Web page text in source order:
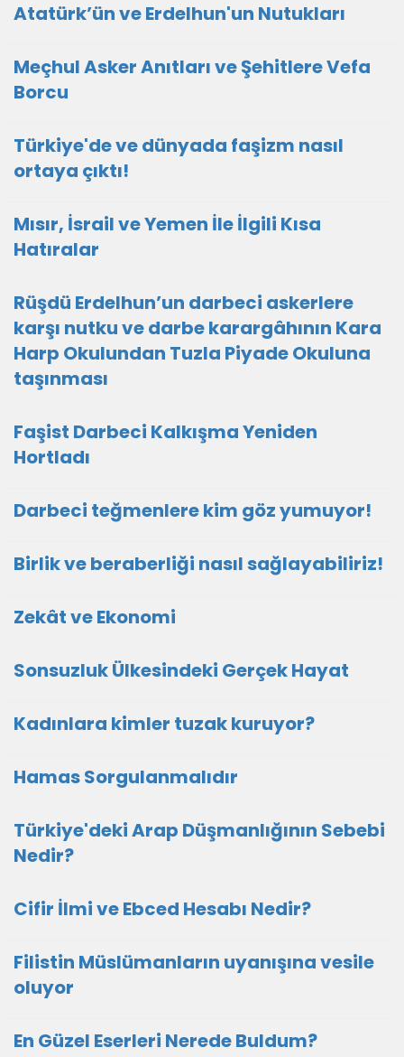
Atatürk’ün ve Erdelhun'un Nutukları
Meçhul Asker Anıtları ve Şehitlere Vefa
Borcu
Türkiye'de ve dünyada faşizm nasıl
ortaya çıktı!
Mısır, İsrail ve Yemen İle İlgili Kısa
Hatıralar
Rüşdü Erdelhun’un darbeci askerlere
karşı nutku ve darbe karargâhının Kara
Harp Okulundan Tuzla Piyade Okuluna
taşınması
Faşist Darbeci Kalkışma Yeniden
Hortladı
Darbeci teğmenlere kim göz yumuyor!
Birlik ve beraberliği nasıl sağlayabiliriz!
Zekât ve Ekonomi
Sonsuzluk Ülkesindeki Gerçek Hayat
Kadınlara kimler tuzak kuruyor?
Hamas Sorgulanmalıdır
Türkiye'deki Arap Düşmanlığının Sebebi
Nedir?
Cifir İlmi ve Ebced Hesabı Nedir?
Filistin Müslümanların uyanışına vesile
oluyor
En Güzel Eserleri Nerede Buldum?